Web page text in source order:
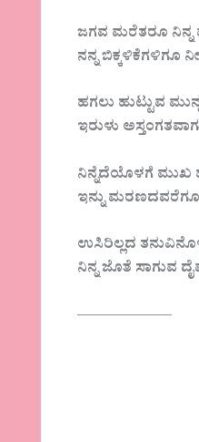
ಜಗವ ಮರೆತರೂ
ನನ್ನ ಬಿಕ್ಕಳಿಕೆಗಳಿಗೂ
ಹಗಲು ಹುಟ್ಟುವ
ಇರುಳು
ನಿನ್ನೆದೆಯೊಳಗೆ ಮುಖ
ಇನ್ನು
ಉಸಿರಿಲ್ಲದ
ನಿನ್ನ ಜೊತೆ ಸಾಗುವ
——————–